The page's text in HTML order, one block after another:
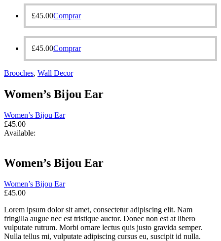
£45.00Comprar
£45.00Comprar
Brooches‎, Wall Decor
Women’s Bijou Ear
Women’s Bijou Ear
£45.00
Available:
Women’s Bijou Ear
Women’s Bijou Ear
£45.00
Lorem ipsum dolor sit amet, consectetur adipiscing elit. Nam
fringilla augue nec est tristique auctor. Donec non est at libero
vulputate rutrum. Morbi ornare lectus quis justo gravida semper.
Nulla tellus mi, vulputate adipiscing cursus eu, suscipit id nulla.